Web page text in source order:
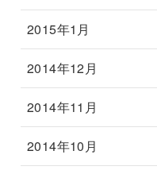
2015年1月
2014年12月
2014年11月
2014年10月